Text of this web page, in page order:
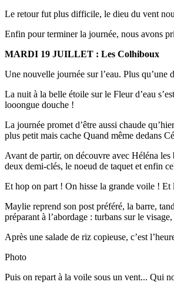
Le retour fut plus difficile, le dieu du vent
Enfin pour terminer la journée, nous avons
MARDI 19 JUILLET : Les Colhiboux
Une nouvelle journée sur l’eau. Plus qu’une
La nuit à la belle étoile sur le Fleur d’eau
looongue douche !
La journée promet d’être aussi chaude
plus petit mais cache Quand même dedans
Avant de partir, on découvre avec Héléna
deux demi-clés, le noeud de taquet et enfin
Et hop on part ! On hisse la grande voile ! Et
Maylie reprend son post préféré, la barre,
préparant à l’abordage : turbans sur le
Après une salade de riz copieuse, c’est
Photo
Puis on repart à la voile sous un vent... Qui